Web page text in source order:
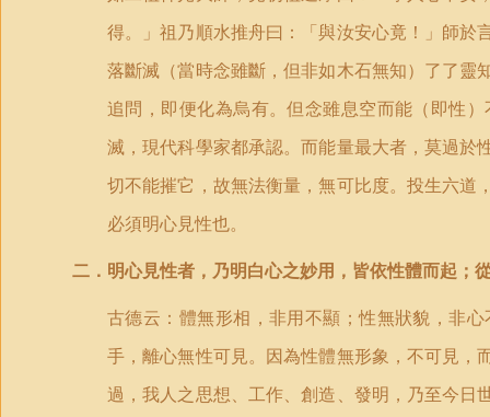
得。」祖乃順水推舟曰：「與汝安心竟！」師
落斷滅（當時念雖斷，但非如木石無知）了了
追問，即便化為烏有。但念雖息空而能（即性
滅，現代科學家都承認。而能量最大者，莫過
切不能摧它，故無法衡量，無可比度。投生六
必須明心見性也。
二．明心見性者，乃明白心之妙用，皆依性體而起；
古德云：體無形相，非用不顯；性無狀貌，非
手，離心無性可見。因為性體無形象，不可見
過，我人之思想、工作、創造、發明，乃至今